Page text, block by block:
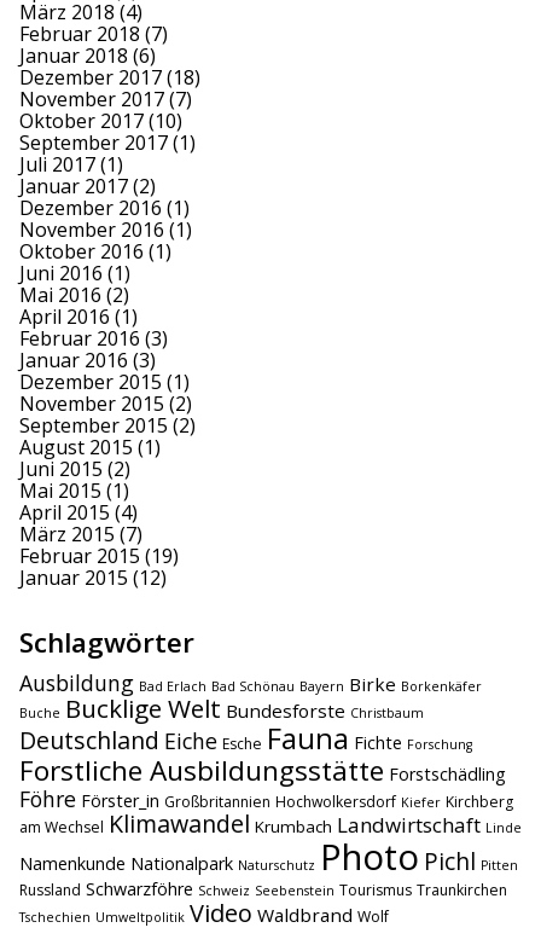
März 2018 (4)
Februar 2018 (7)
Januar 2018 (6)
Dezember 2017(18)
November 2017(7)
Oktober 2017(10)
September 2017(1)
Juli 2017(1)
Januar 2017(2)
Dezember 2016 (1)
November 2016 (1)
Oktober 2016 (1)
Juni 2016 (1)
Mai 2016 (2)
April 2016 (1)
Februar 2016 (3)
Januar 2016 (3)
Dezember 2015 (1)
November 2015 (2)
September 2015 (2)
August 2015 (1)
Juni 2015 (2)
Mai 2015 (1)
April 2015 (4)
März 2015 (7)
Februar 2015 (19)
Januar 2015 (12)
Schlagwörter
Ausbildung Bad Erlach Bad Schönau Bayern Birke Borkenkäfer
Buche Bucklige Welt Bundesforste Christbaum
Deutschland Eiche Esche Fauna Fichte Forschung
Forstliche Ausbildungsstätte Forstschädling
Föhre Förster_in Großbritannien Hochwolkersdorf Kiefer Kirchberg
am Wechsel Klimawandel Krumbach Landwirtschaft Linde
Namenkunde Nationalpark Naturschutz Photo Pichl Pitten
Russland Schwarzföhre Schweiz Seebenstein Tourismus Traunkirchen
Tschechien Umweltpolitik Video Waldbrand Wolf